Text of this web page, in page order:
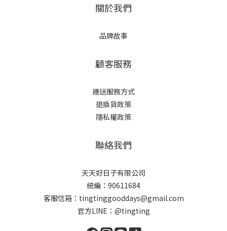
關於我們
品牌故事
顧客服務
運送服務方式
退換貨政策
隱私權政策
聯絡我們
天天好日子有限公司
統編：90611684
客服信箱：tingtinggooddays@gmail.com
官方LINE：@tingting